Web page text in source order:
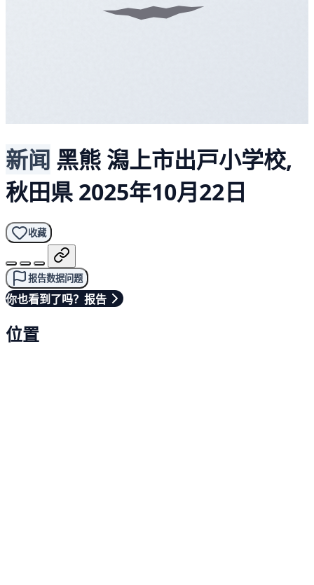
新闻 黑熊 潟上市出戸小学校,
秋田県 2025年10月22日
收藏
报告数据问题
你也看到了吗？报告
位置